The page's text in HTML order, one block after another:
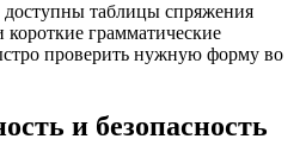
таблицы спряжения
короткие грамматические
проверить нужную форму во
и безопасность